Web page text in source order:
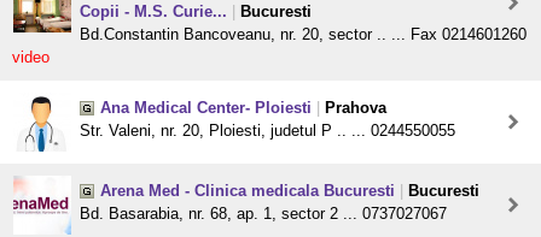
Copii - M.S. Curie...
Bucuresti
Bd.Constantin Bancoveanu, nr. 20, sector .. ... Fax 0214601260
video
Ana Medical Center- Ploiesti
Prahova
Str. Valeni, nr. 20, Ploiesti, judetul P .. ... 0244550055
Arena Med - Clinica medicala Bucuresti
Bucuresti
Bd. Basarabia, nr. 68, ap. 1, sector 2 ... 0737027067